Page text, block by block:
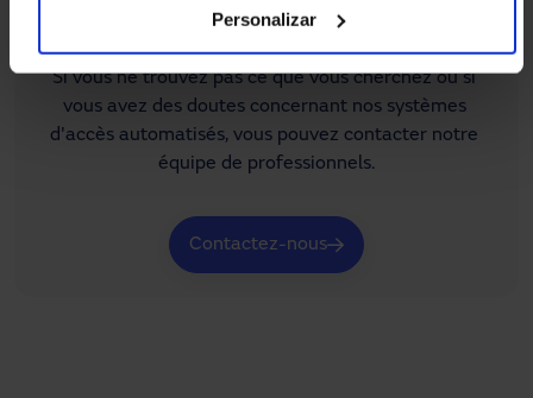
Personalizar
Tu as besoin d'aide ?
Si vous ne trouvez pas ce que vous cherchez ou si
vous avez des doutes concernant nos systèmes
d'accès automatisés, vous pouvez contacter notre
équipe de professionnels.
Contactez-nous